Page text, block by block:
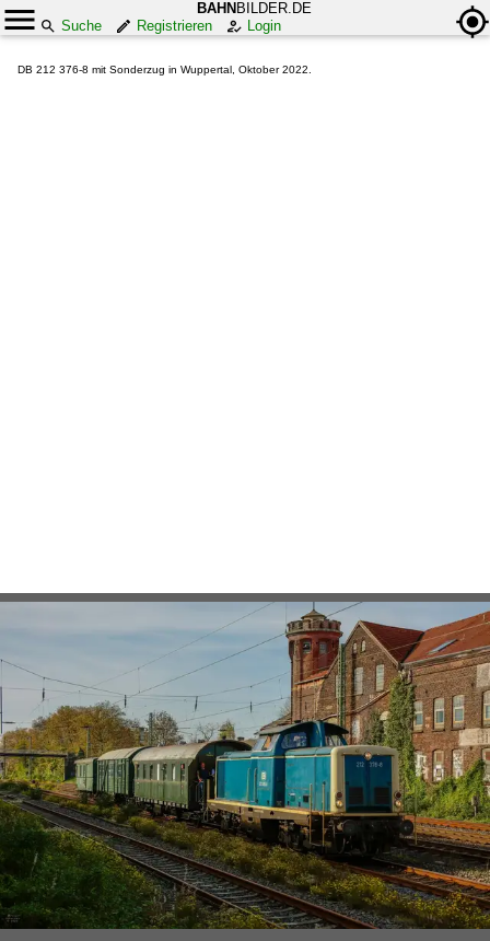
BAHN BILDER.DE
Suche
Registrieren Login
DB 212 376-8 mit Sonderzug in Wuppertal, Oktober 2022.